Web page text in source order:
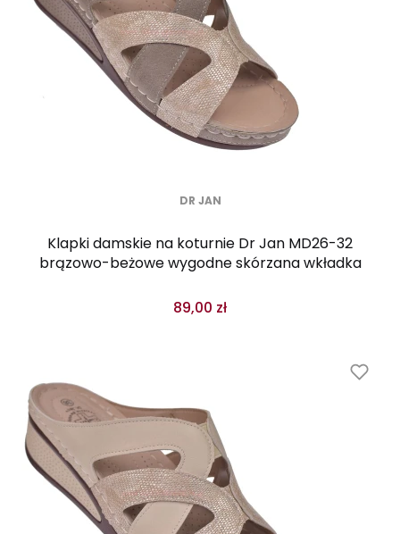
DR JAN
Klapki damskie na koturnie Dr Jan MD26-32
brązowo-beżowe wygodne skórzana wkładka
89,00 zł